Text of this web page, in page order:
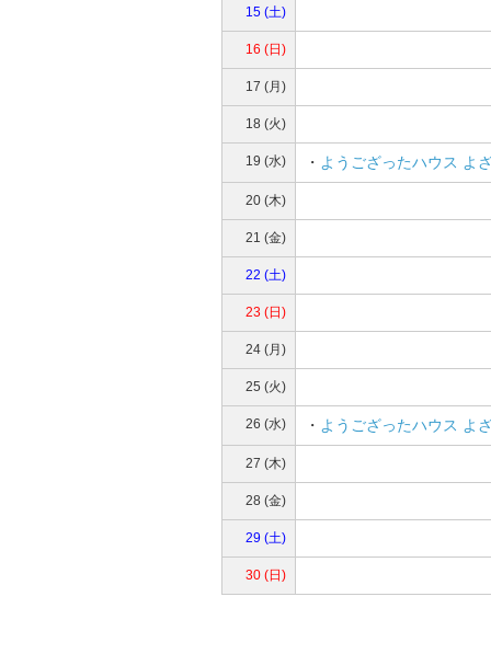
15 (土)
16 (日)
17 (月)
18 (火)
19 (水) ・ ようござったハウス よ
20 (木)
21 (金)
22 (土)
23 (日)
24 (月)
25 (火)
26 (水) ・ ようござったハウス よ
27 (木)
28 (金)
29 (土)
30 (日)